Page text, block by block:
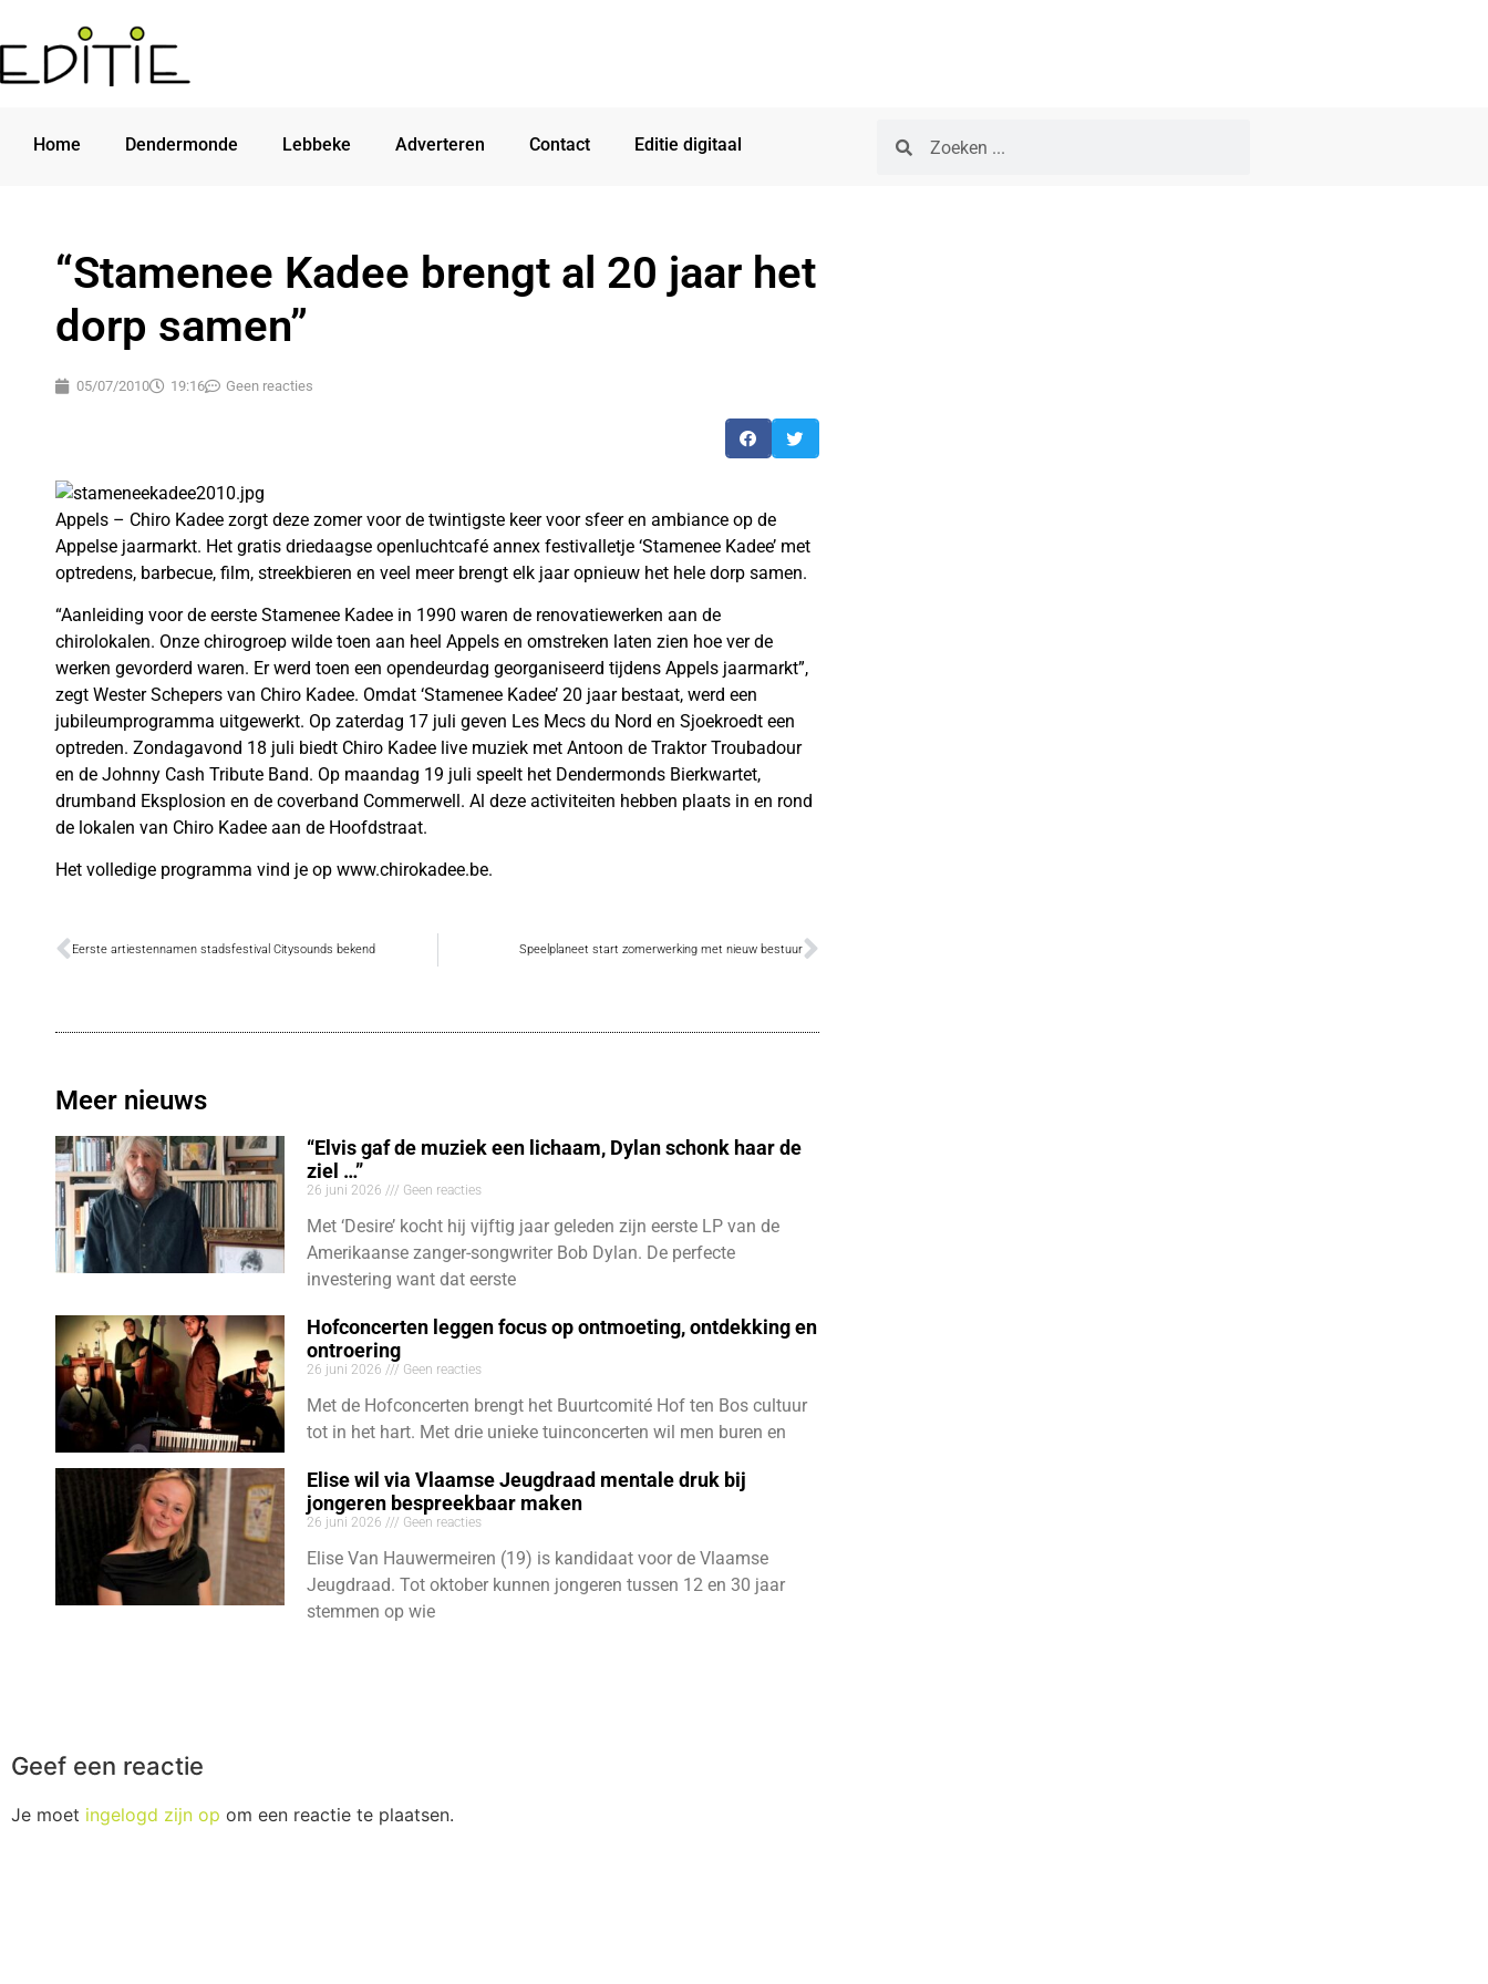
Home Dendermonde Lebbeke Adverteren Contact Editie digitaal
“Stamenee Kadee brengt al 20 jaar het
dorp samen”
05/07/2010 19:16 Geen reacties
Appels – Chiro Kadee zorgt deze zomer voor de twintigste keer voor sfeer en ambiance op de
Appelse jaarmarkt. Het gratis driedaagse openluchtcafé annex festivalletje ‘Stamenee Kadee’ met
optredens, barbecue, film, streekbieren en veel meer brengt elk jaar opnieuw het hele dorp samen.
“Aanleiding voor de eerste Stamenee Kadee in 1990 waren de renovatiewerken aan de
chirolokalen. Onze chirogroep wilde toen aan heel Appels en omstreken laten zien hoe ver de
werken gevorderd waren. Er werd toen een opendeurdag georganiseerd tijdens Appels jaarmarkt”,
zegt Wester Schepers van Chiro Kadee. Omdat ‘Stamenee Kadee’ 20 jaar bestaat, werd een
jubileumprogramma uitgewerkt. Op zaterdag 17 juli geven Les Mecs du Nord en Sjoekroedt een
optreden. Zondagavond 18 juli biedt Chiro Kadee live muziek met Antoon de Traktor Troubadour
en de Johnny Cash Tribute Band. Op maandag 19 juli speelt het Dendermonds Bierkwartet,
drumband Eksplosion en de coverband Commerwell. Al deze activiteiten hebben plaats in en rond
de lokalen van Chiro Kadee aan de Hoofdstraat.
Het volledige programma vind je op www.chirokadee.be.
Eerste artiestennamen stadsfestival Citysounds bekend Speelplaneet start zomerwerking met nieuw bestuur
Meer nieuws
“Elvis gaf de muziek een lichaam, Dylan schonk haar de
ziel …”
26 juni 2026 Geen reacties
Met ‘Desire’ kocht hij vijftig jaar geleden zijn eerste LP van de
Amerikaanse zanger-songwriter Bob Dylan. De perfecte
investering want dat eerste
Hofconcerten leggen focus op ontmoeting, ontdekking en
ontroering
26 juni 2026 Geen reacties
Met de Hofconcerten brengt het Buurtcomité Hof ten Bos cultuur
tot in het hart. Met drie unieke tuinconcerten wil men buren en
Elise wil via Vlaamse Jeugdraad mentale druk bij
jongeren bespreekbaar maken
26 juni 2026 Geen reacties
Elise Van Hauwermeiren (19) is kandidaat voor de Vlaamse
Jeugdraad. Tot oktober kunnen jongeren tussen 12 en 30 jaar
stemmen op wie
Geef een reactie
Je moet ingelogd zijn op om een reactie te plaatsen.